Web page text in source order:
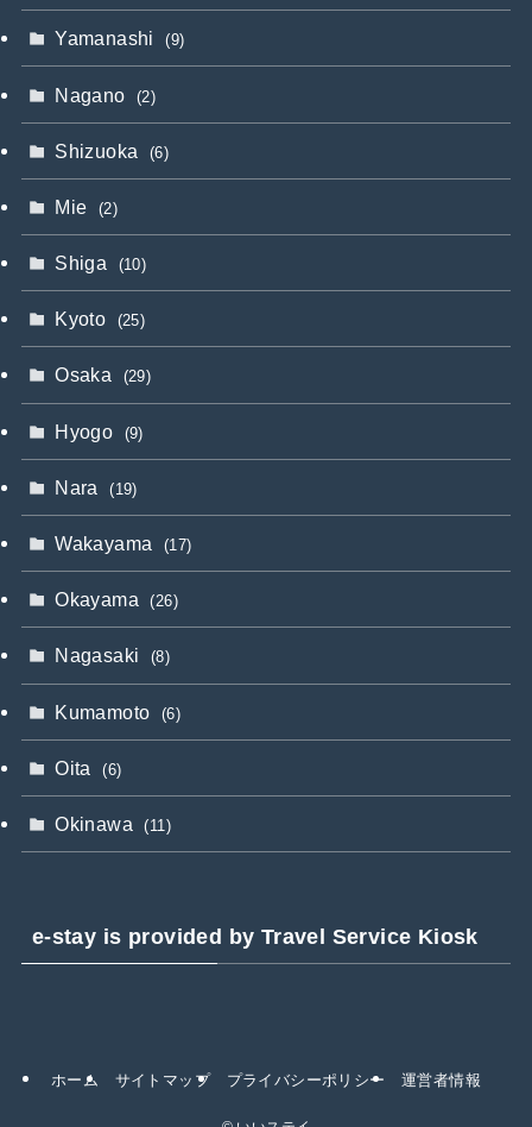
Yamanashi (9)
Nagano (2)
Shizuoka (6)
Mie (2)
Shiga (10)
Kyoto (25)
Osaka (29)
Hyogo (9)
Nara (19)
Wakayama (17)
Okayama (26)
Nagasaki (8)
Kumamoto (6)
Oita (6)
Okinawa (11)
e-stay is provided by Travel Service Kiosk
ホーム サイトマップ プライバシーポリシー 運営者情報